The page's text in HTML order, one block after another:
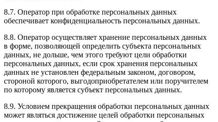
8.7. Оператор при обработке персональных данных
обеспечивает конфиденциальность персональных данных.
8.8. Оператор осуществляет хранение персональных данных
в форме, позволяющей определить субъекта персональных
данных, не дольше, чем этого требуют цели обработки
персональных данных, если срок хранения персональных
данных не установлен федеральным законом, договором,
стороной которого, выгодоприобретателем или поручителем
по которому является субъект персональных данных.
8.9. Условием прекращения обработки персональных данных
может являться достижение целей обработки персональных